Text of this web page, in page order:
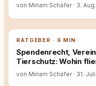
von Miriam Schäfer · 3.
RATGEBER · 6 MIN
Spendenrecht,
Tierschutz: Wohin
von Miriam Schäfer · 31.